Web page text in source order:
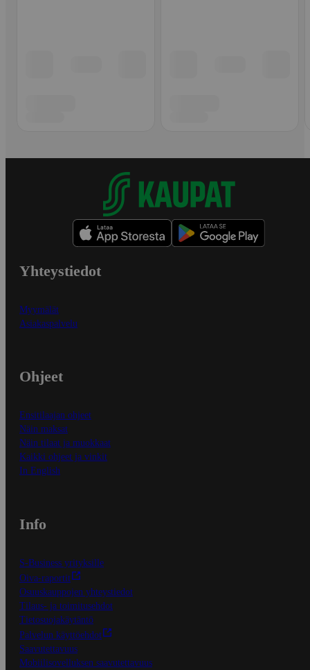
Yhteystiedot
Myymälät
Asiakaspalvelu
Ohjeet
Ensitilaajan ohjeet
Näin maksat
Näin tilaat ja muokkaat
Kaikki ohjeet ja vinkit
In English
Info
S-Business yrityksille
Oiva-raportit
Osuuskauppojen yhteystiedot
Tilaus- ja toimitusehdot
Tietosuojakäytäntö
Palvelun käyttöehdot
Saavutettavuus
Mobiilisovelluksen saavutettavuus